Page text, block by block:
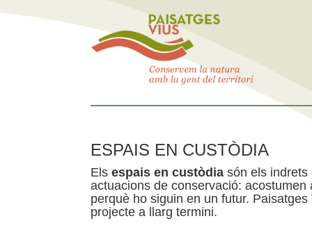
ESPAIS EN CUSTÒDIA
Els espais en custòdia són els indrets
actuacions de conservació:
perquè ho siguin en un futur.
projecte a llarg termini.